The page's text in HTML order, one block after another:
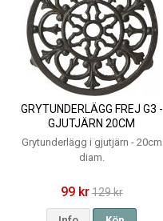
GRYTUNDERLÄGG FREJ G3 -
GJUTJÄRN 20CM
Grytunderlägg i gjutjärn - 20cm
diam.
99 kr129 kr